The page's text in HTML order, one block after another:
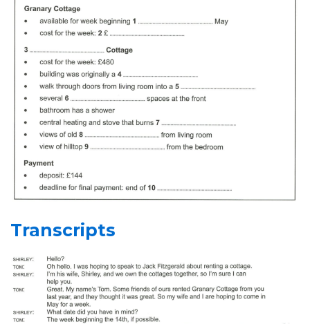
Transcripts